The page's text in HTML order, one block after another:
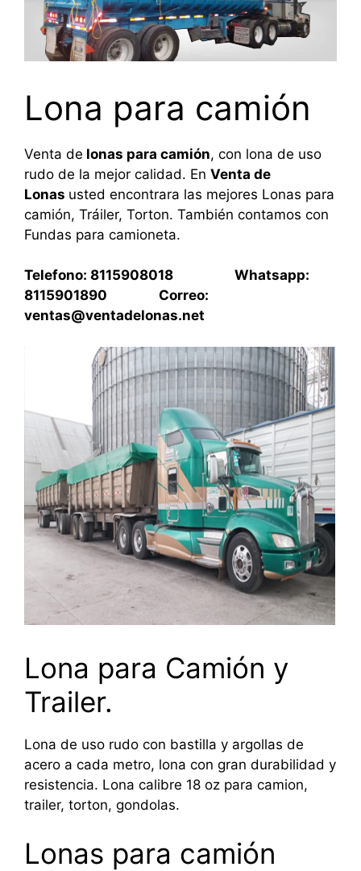
Lona para camión
Venta de lonas para camión, con lona de uso
rudo de la mejor calidad. En Venta de
Lonas usted encontrara las mejores Lonas para
camión, Tráiler, Torton. También contamos con
Fundas para camioneta.
Telefono: 8115908018 Whatsapp:
8115901890 Correo:
ventas@ventadelonas.net
Lona para Camión y
Trailer.
Lona de uso rudo con bastilla y argollas de
acero a cada metro, lona con gran durabilidad y
resistencia. Lona calibre 18 oz para camion,
trailer, torton, gondolas.
Lonas para camión